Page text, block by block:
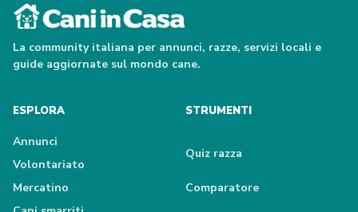
La community italiana per annunci, razze, servizi locali e
guide aggiornate sul mondo cane.
ESPLORA
Annunci
Volontariato
Mercatino
STRUMENTI
Quiz razza
Comparatore